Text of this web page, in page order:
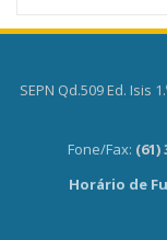
SEPN Qd.509 Ed. Isis
Fone/Fax: (61)
Horário de